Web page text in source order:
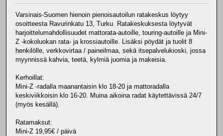
Varsinais-Suomen hienoin pienoisautoilun ratakeskus löytyy
osoitteesta Ravurinkatu 13, Turku. Ratakeskuksesta löytyvät
harjoittelumahdollisuudet mattorata-autoille, touring-autoille ja Mini-
Z -kokoluokan rata- ja krossiautoille. Lisäksi pöydät ja tuolit 8
henkilölle, verkkovirtaa / paineilmaa, sekä itsepalvelukioski, jossa
myynnissä kahvia, teetä, kylmiä juomia ja makeisia.
Kerhoillat:
Mini-Z -radalla maanantaisin klo 18-20 ja mattoradalla
keskiviikkoisin klo 16-20. Muina aikoina radat käytettävissä 24/7
(myös kesällä).
Ratamaksut:
Mini-Z 19,95€ / päivä